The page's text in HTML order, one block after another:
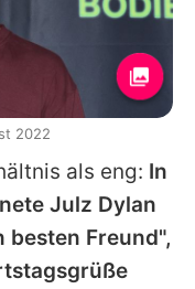
als eng: In
Julz Dylan
besten Freund",
2022